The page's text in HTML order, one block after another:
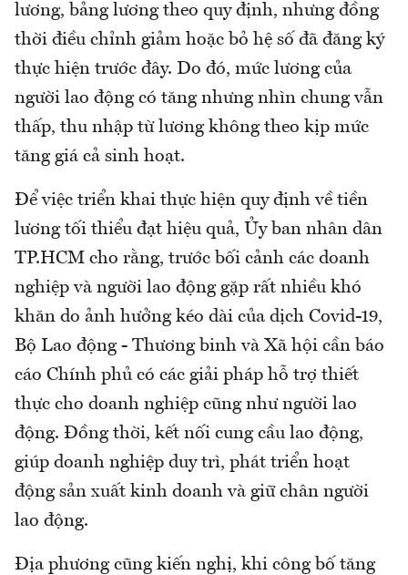
lương, bảng lương theo quy định, nhưng đồng
thời điều chỉnh giảm hoặc bỏ hệ số đã đăng ký
thực hiện trước đây. Do đó, mức lương của
người lao động có tăng nhưng nhìn chung vẫn
thấp, thu nhập từ lương không theo kịp mức
tăng giá cả sinh hoạt.
Để việc triển khai thực hiện quy định về tiền
lương tối thiểu đạt hiệu quả, Ủy ban nhân dân
TP.HCM cho rằng, trước bối cảnh các doanh
nghiệp và người lao động gặp rất nhiều khó
khăn do ảnh hưởng kéo dài của dịch Covid-19,
Bộ Lao động - Thương binh và Xã hội cần báo
cáo Chính phủ có các giải pháp hỗ trợ thiết
thực cho doanh nghiệp cũng như người lao
động. Đồng thời, kết nối cung cầu lao động,
giúp doanh nghiệp duy trì, phát triển hoạt
động sản xuất kinh doanh và giữ chân người
lao động.
Địa phương cũng kiến nghị, khi công bố tăng